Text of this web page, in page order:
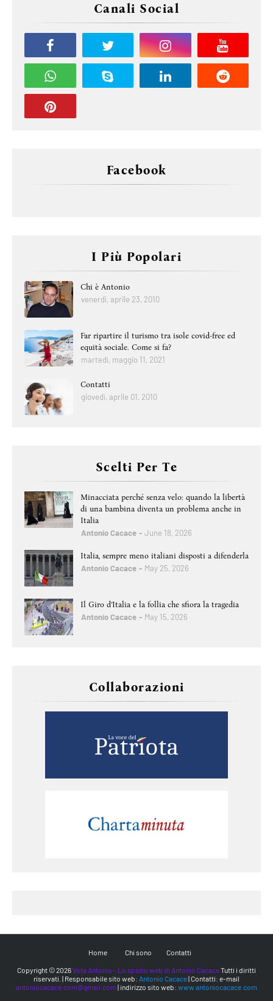
Canali Social
Facebook
I Più Popolari
Chi è Antonio
venerdì, aprile 23, 2010
Far ripartire il turismo tra isole covid-free ed
equità sociale. Come si fa?
martedì, maggio 11, 2021
Contatti
giovedì, aprile 01, 2010
Scelti Per Te
Minacciata perché senza velo: quando la libertà
di una bambina diventa un problema anche in
Italia
Antonio Cacace June 18, 2026
Italia, sempre meno italiani disposti a difenderla
Antonio Cacace May 25, 2026
Il Giro d’Italia e la follia che sfiora la tragedia
Antonio Cacace May 15, 2026
Collaborazioni
Home Chi sono Contatti
Copyright ©2026Vota Antonio - Lo spazio web di Antonio CacaceTutti i diritti
riservati. | Responsabile sito web: Antonio Cacace| Contatti: e-mail
antoniocacace.com@gmail.com | indirizzo sito web: www.antoniocacace.com